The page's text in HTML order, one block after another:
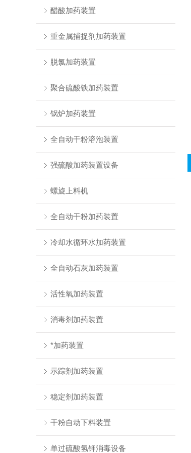
醋酸加药装置
重金属捕捉剂加药装置
脱氯加药装置
聚合硫酸铁加药装置
锅炉加药装置
全自动干粉溶泡装置
强硫酸加药装置设备
螺旋上料机
全自动干粉加药装置
冷却水循环水加药装置
全自动石灰加药装置
活性氧加药装置
消毒剂加药装置
*加药装置
示踪剂加药装置
稳定剂加药装置
干粉自动下料装置
单过硫酸氢钾消毒设备